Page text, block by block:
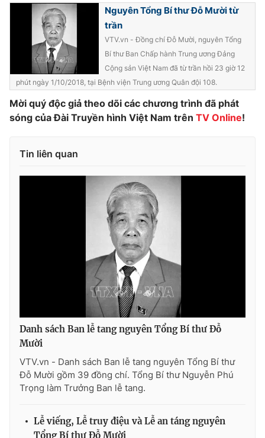
VTV Sức khoẻ
Thị trường 24h Tấm lòng Việt
VTV4 Vươn mình bằng AI
Cơ quan chủ quản:Đài Truyền hình Việt Nam
Cơ quan báo chí:
Thời báo VTV
cấp ngày 29/12/2023
Tổng Biên tập:Vũ Thanh Thủy
Tổng đài VTV:024.38 355 931 - 024.38 355 932
Nguyên Tổng Bí thư Đỗ Mười từ
trần
VTV.vn - Đồng chí Đỗ Mười, nguyên Tổng
Bí thư Ban Chấp hành Trung ương Đảng
Cộng sản Việt Nam đã từ trần hồi 23 giờ 12
phút ngày 1/10/2018, tại Bệnh viện Trung ương Quân đội 108.
Mời quý độc giả theo dõi các chương trình đã phát
sóng của Đài Truyền hình Việt Nam trên TV Online!
Tin liên quan
Danh sách Ban lễ tang nguyên Tổng Bí thư Đỗ
Mười
VTV.vn - Danh sách Ban lễ tang nguyên Tổng Bí thư
Đỗ Mười gồm 39 đồng chí. Tổng Bí thư Nguyễn Phú
Trọng làm Trưởng Ban lễ tang.
Lễ viếng, Lễ truy điệu và Lễ an táng nguyên
Tổng Bí thư Đỗ Mười